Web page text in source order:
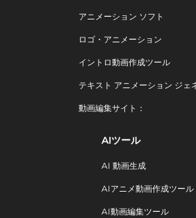
アニメーション ソフト
ロゴ・アニメーション
イントロ動画作成ツール
テキスト アニメーション ジェ
動画編集サイト：
AIツール
AI 動画生成
AIアニメ動画作成ツール
AI動画編集ツール